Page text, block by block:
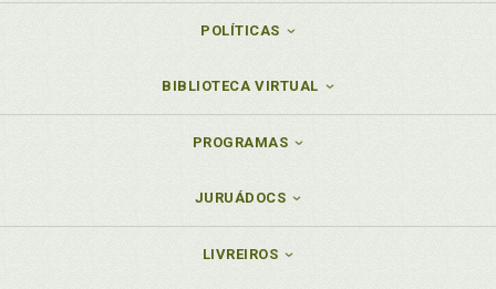
POLÍTICAS
BIBLIOTECA VIRTUAL
PROGRAMAS
JURUÁDOCS
LIVREIROS